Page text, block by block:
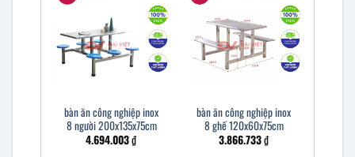
bàn ăn công nghiệp inox
8 người 200x135x75cm
4.694.003₫
bàn ăn công nghiệp inox
8 ghế 120x60x75cm
3.866.733₫